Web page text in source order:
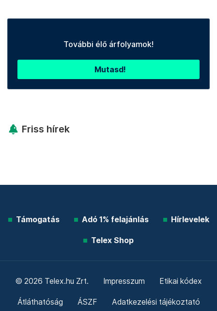
További élő árfolyamok!
Mutasd!
Friss hírek
Támogatás Adó 1% felajánlás Hírlevelek
Telex Shop
© 2026 Telex.hu Zrt. Impresszum Etikai kódex
Átláthatóság ÁSZF Adatkezelési tájékoztató